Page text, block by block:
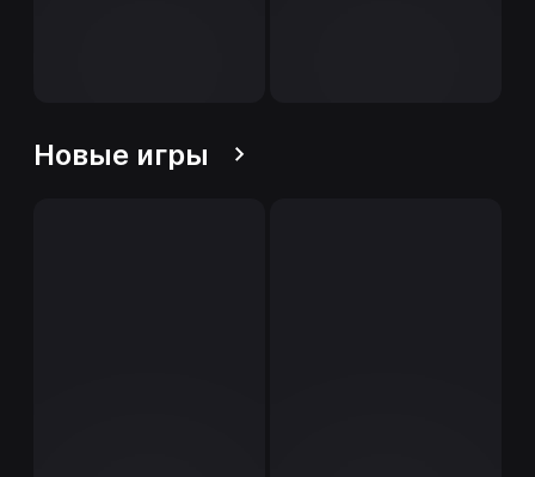
Новые игры